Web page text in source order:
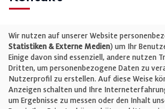
Telefon: +49 (0)711 2585563-0
E-Mail:info@bauelemente-bau.eu
Unternehmen
Wir nutzen auf unserer Website
Statistiken & Externe Medien) um Ihr
Einige davon sind essenziell, andere nutzen
Dritten, um personenbezogene Daten zu
Nutzerprofil zu erstellen. Auf diese Weise
Anzeigen schalten und Ihre
um Ergebnisse zu messen oder den Inhalt